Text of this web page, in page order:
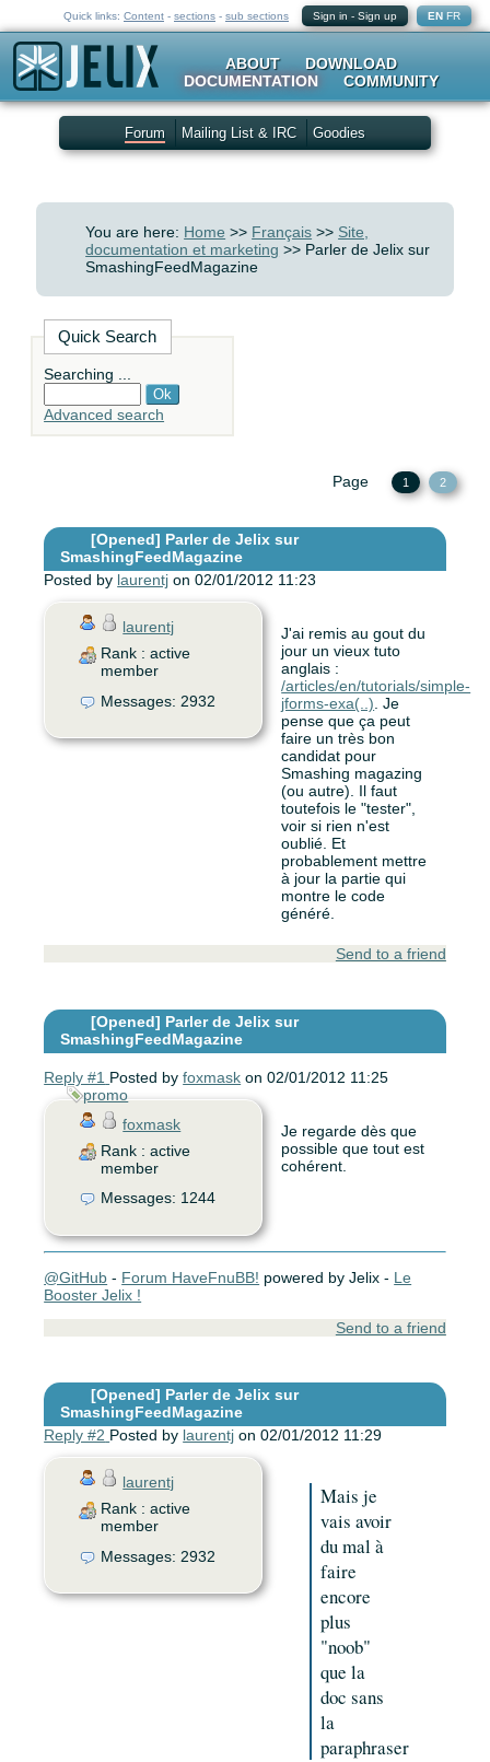
Quick links: Content - sections - sub sections Sign in - Sign up EN FR
ABOUT
DOWNLOAD
DOCUMENTATION
COMMUNITY
Forum Mailing List & IRC Goodies
You are here: Home >> Français >> Site,
documentation et marketing >> Parler de Jelix sur
SmashingFeedMagazine
Quick Search
Searching ...
Advanced search
Page 1 2
[Opened] Parler de Jelix sur
SmashingFeedMagazine
Posted by laurentj on 02/01/2012 11:23
laurentj
Rank : active
member
Messages: 2932
J'ai remis au gout du
jour un vieux tuto
anglais :
/articles/en/tutorials/simple-
jforms-exa(..). Je
pense que ça peut
faire un très bon
candidat pour
Smashing magazing
(ou autre). Il faut
toutefois le "tester",
voir si rien n'est
oublié. Et
probablement mettre
à jour la partie qui
montre le code
généré.
Send to a friend
[Opened] Parler de Jelix sur
SmashingFeedMagazine
Reply #1 Posted byfoxmask on 02/01/2012 11:25
promo
foxmask
Rank : active
member
Messages: 1244
Je regarde dès que
possible que tout est
cohérent.
@GitHub - Forum HaveFnuBB! powered by Jelix - Le
Booster Jelix !
Send to a friend
[Opened] Parler de Jelix sur
SmashingFeedMagazine
Reply #2 Posted by laurentj on 02/01/2012 11:29
laurentj
Rank : active
member
Messages: 2932
Mais je
vais avoir
du mal à
faire
encore
plus
"noob"
que la
doc sans
la
paraphraser